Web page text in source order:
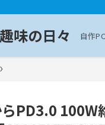
味の日々 自作
らPD3.0